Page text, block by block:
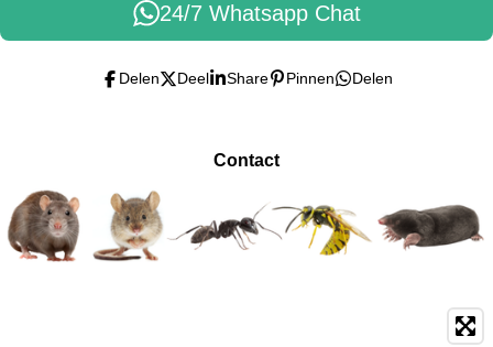
24/7 Whatsapp Chat
Delen Deel Share Pinnen Delen
Contact